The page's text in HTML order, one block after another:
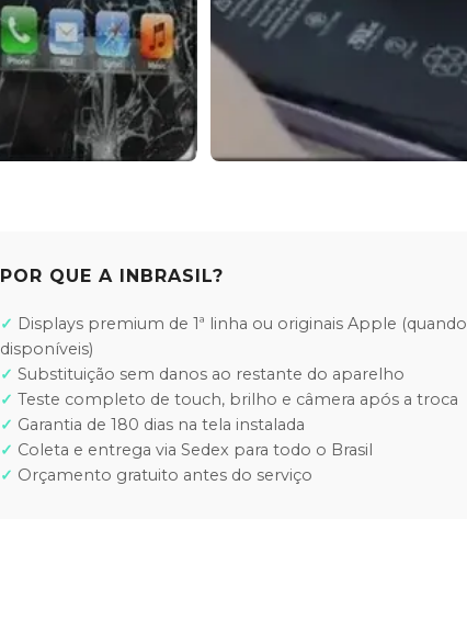
POR QUE A INBRASIL?
Displays premium de 1ª linha ou originais Apple (quando
disponíveis)
Substituição sem danos ao restante do aparelho
Teste completo de touch, brilho e câmera após a troca
Garantia de 180 dias na tela instalada
Coleta e entrega via Sedex para todo o Brasil
Orçamento gratuito antes do serviço